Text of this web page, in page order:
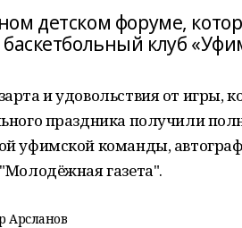
детском форуме,
клуб
и удовольствия от игры,
праздника получили
уфимской команды,
"Молодёжная газета".
Арсланов